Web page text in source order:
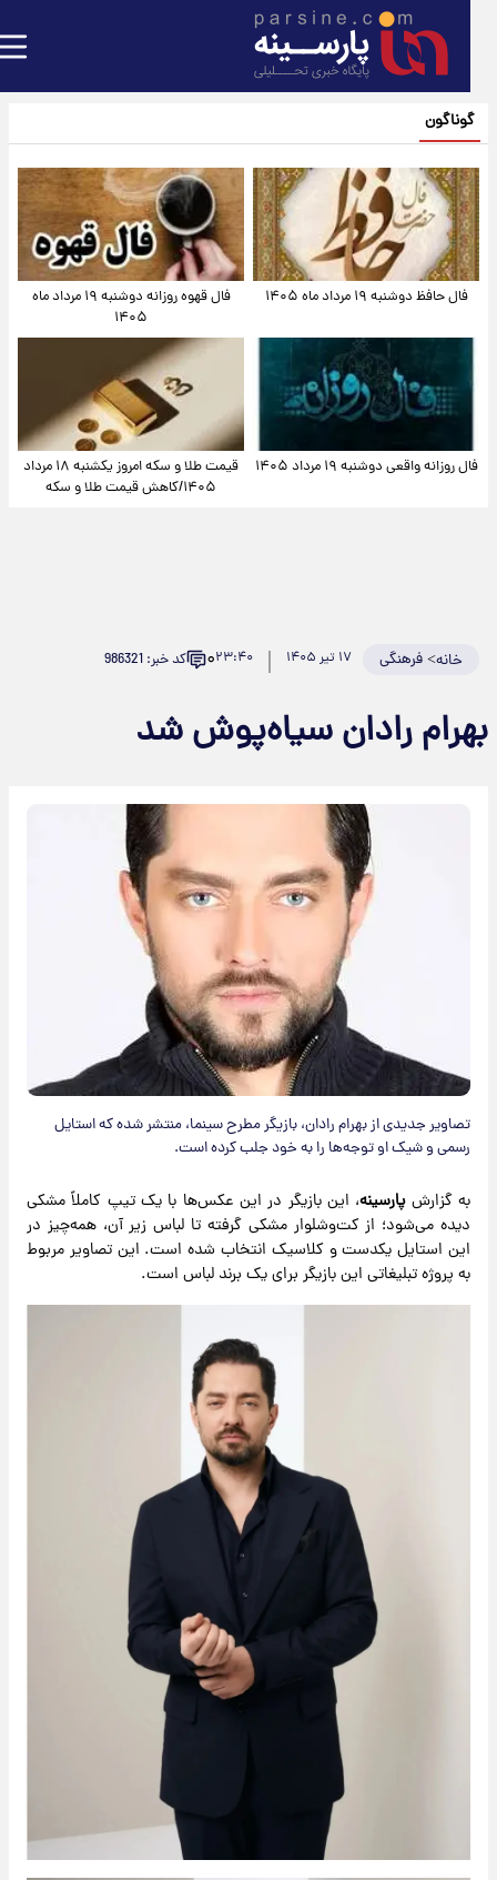
گوناگون
فال حافظ دوشنبه ۱۹ مرداد ماه ۱۴۰۵
فال قهوه روزانه دوشنبه ۱۹ مرداد ماه
۱۴۰۵
فال روزانه واقعی دوشنبه ۱۹ مرداد ۱۴۰۵
قیمت طلا و سکه امروز یکشنبه ۱۸ مرداد
۱۴۰۵/کاهش قیمت طلا و سکه
خانه>فرهنگی ۲۳:۴۰۰ کد خبر: 986321
رادان سیاه‌پوش شد
تصاویر جدیدی از بهرام رادان، بازیگر مطرح سینما، منتشر شده که استایل
رسمی و شیک او توجه‌ها را به خود جلب کرده است.
به گزارشپارسینه، این بازیگر در این عکس‌ها با یک تیپ کاملاً مشکی
دیده می‌شود؛ از کت‌وشلوار مشکی گرفته تا لباس زیر آن، همه‌چیز در
این استایل یکدست و کلاسیک انتخاب شده است. این تصاویر مربوط
به پروژه تبلیغاتی این بازیگر برای یک برند لباس است.